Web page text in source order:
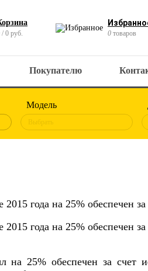
/ 0 руб. 0 товаров
Покупателю
Модель
Выбрать
года на 25% обеспечен
года на 25% обеспечен
25% обеспечен за счет